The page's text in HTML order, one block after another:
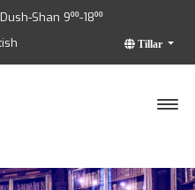
Shan 9⁰⁰-18⁰⁰
Tillar